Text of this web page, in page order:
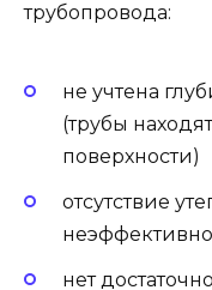
трубопровода:
не учтена
(трубы
поверхности)
отсутствие
нет